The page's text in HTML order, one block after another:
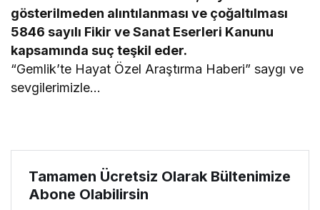
gösterilmeden alıntılanması ve çoğaltılması
5846 sayılı Fikir ve Sanat Eserleri Kanunu
kapsamında suç teşkil eder.
“Gemlik’te Hayat Özel Araştırma Haberi” saygı ve
sevgilerimizle…
Tamamen Ücretsiz Olarak Bültenimize
Abone Olabilirsin